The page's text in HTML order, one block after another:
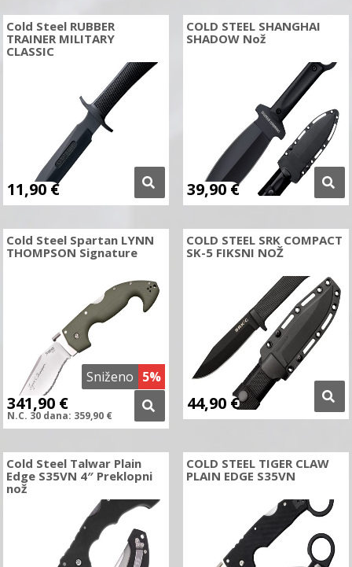
Cold Steel RUBBER
TRAINER MILITARY
CLASSIC
11,90 €
COLD STEEL SHANGHAI
SHADOW Nož
39,90 €
Sniženo 5%
Cold Steel Spartan LYNN
THOMPSON Signature
341,90 €
N.C. 30 dana: 359,90 €
COLD STEEL SRK COMPACT
SK-5 FIKSNI NOŽ
44,90 €
Cold Steel Talwar Plain
Edge S35VN 4″ Preklopni
nož
COLD STEEL TIGER CLAW
PLAIN EDGE S35VN